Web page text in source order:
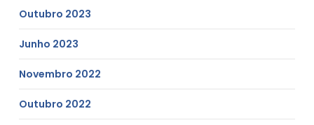
Outubro 2023
Junho 2023
Novembro 2022
Outubro 2022